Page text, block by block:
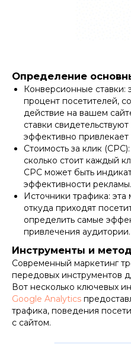
Определение
Конверсионные ставки:
процент посетителей,
действие на вашем
ставки
эффективно
Стоимость за клик
сколько стоит каждый
CPC может быть
эффективности рекламы.
Источники трафика: эта
откуда приходят
определить самые
привлечения аудитории.
Инструменты и
Современный маркетинг
передовых инструментов
Вот несколько ключевых
Google Analytics
трафика, поведения
с сайтом.